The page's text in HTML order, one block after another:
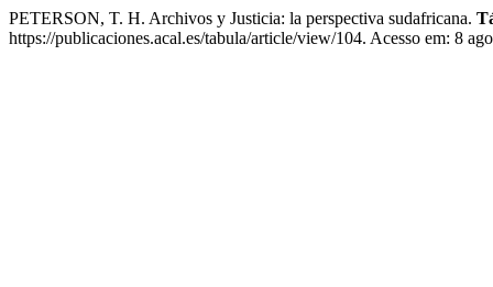
PETERSON, T. H. Archivos y Justicia: la perspectiva sudafricana.
https://publicaciones.acal.es/tabula/article/view/104. Acesso em: 8